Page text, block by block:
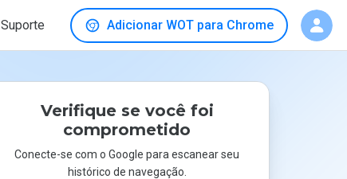
Suporte Adicionar WOT para Chrome
Verifique se você foi
comprometido
Conecte-se com o Google para escanear seu
histórico de navegação.